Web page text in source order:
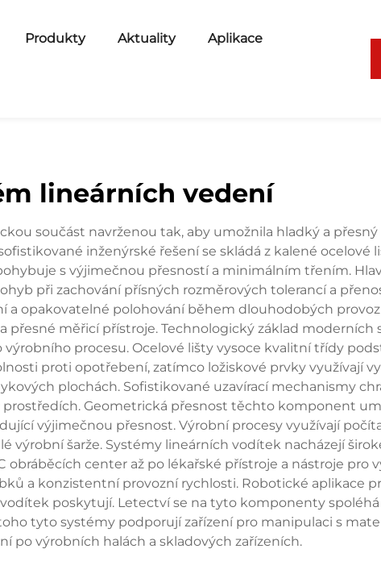
Produkty Aktuality Aplikace
lineárních vedení
součást navrženou tak, aby umožnila hladký a
inženýrské řešení se skládá z kalené ocelové
s výjimečnou přesností a minimálním třením.
při zachování přísných rozměrových tolerancí a
opakovatelné polohování během dlouhodobých
přesné měřicí přístroje. Technologický základ
procesu. Ocelové lišty vysoce kvalitní třídy
proti opotřebení, zatímco ložiskové prvky využívají
plochách. Sofistikované uzavírací mechanismy
Geometrická přesnost těchto komponent
výjimečnou přesnost. Výrobní procesy využívají
výrobní šarže. Systémy lineárních vodítek nacházejí
center až po lékařské přístroje a nástroje pro
a konzistentní provozní rychlosti. Robotické aplikace
poskytují. Letectví se na tyto komponenty
tyto systémy podporují zařízení pro manipulaci s
po výrobních halách a skladových zařízeních.